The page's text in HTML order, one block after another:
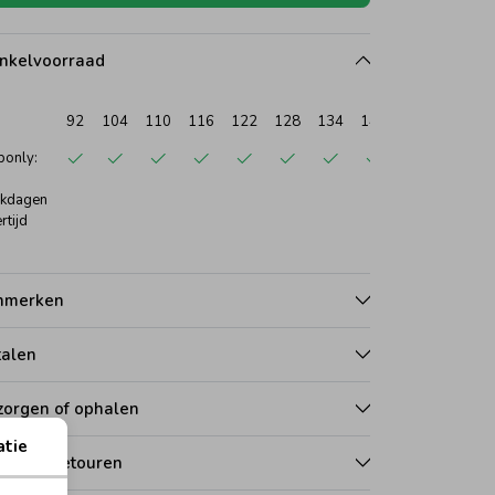
92 104 110 116 122 128 134 140
of ophalen
en retouren